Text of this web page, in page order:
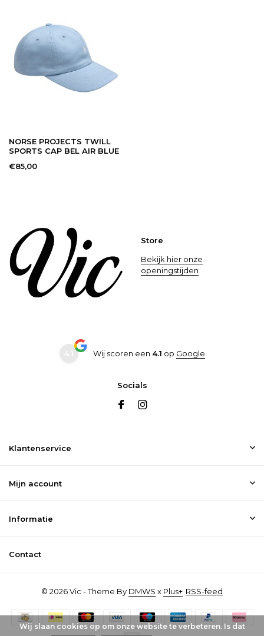
NORSE PROJECTS TWILL
SPORTS CAP BEL AIR BLUE
€85,00
Store
Bekijk hier onze
openingstijden
Wij scoren een 4.1 op Google
Socials
Klantenservice
Mijn account
Informatie
Contact
© 2026 Vic - Theme By DMWS x Plus+ RSS-feed
Wij slaan cookies op om onze website te verbeteren. Is dat